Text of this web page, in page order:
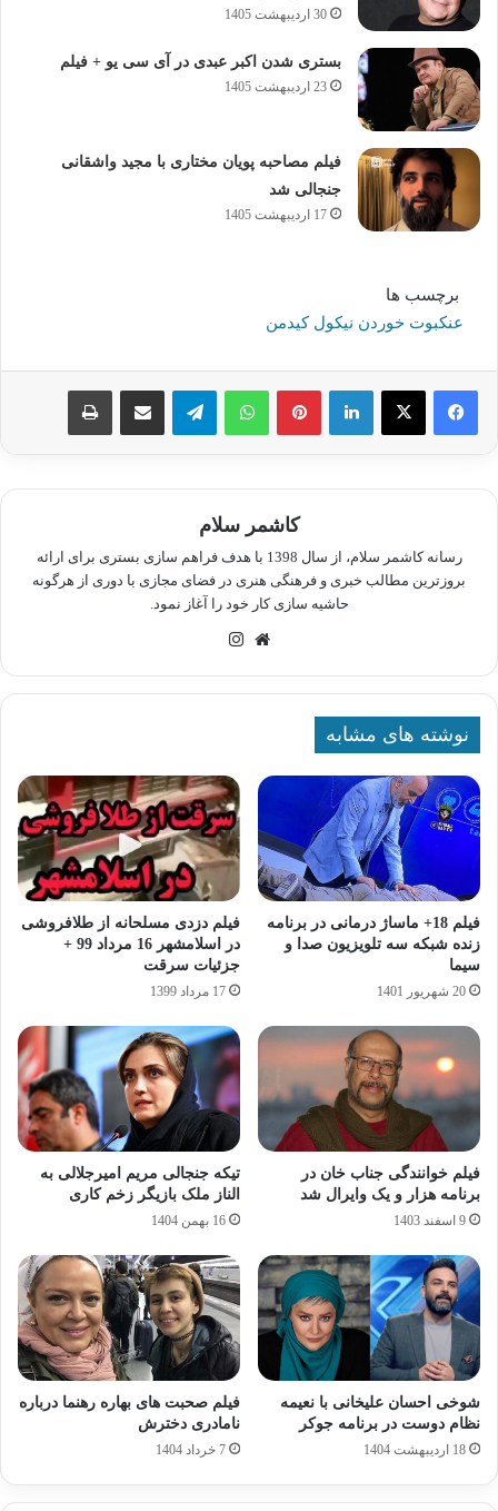
30 اردیبهشت 1405
بستری شدن اکبر عبدی در آی سی یو + فیلم
23 اردیبهشت 1405
فیلم مصاحبه پویان مختاری با مجید واشقانی
جنجالی شد
17 اردیبهشت 1405
برچسب ها
عنکبوت خوردن نیکول کیدمن
لینکدین پینترستواتس آپ تلگرام اشتراک گذاری از طریق ایمیل چاپ
کاشمر سلام
رسانه کاشمر سلام، از سال 1398 با هدف فراهم سازی بستری برای ارائه
بروزترین مطالب خبری و فرهنگی هنری در فضای مجازی با دوری از هرگونه
حاشیه سازی کار خود را آغاز نمود.
وبسایت
نوشته های مشابه
فیلم 18+ ماساژ درمانی در برنامه
زنده شبکه سه تلویزیون صدا و
سیما
20 شهریور 1401
فیلم دزدی مسلحانه از طلافروشی
در اسلامشهر 16 مرداد 99 +
جزئیات سرقت
17 مرداد 1399
فیلم خوانندگی جناب خان در
برنامه هزار و یک وایرال شد
9 اسفند 1403
تیکه جنجالی مریم امیرجلالی به
الناز ملک بازیگر زخم کاری
16 بهمن 1404
شوخی احسان علیخانی با نعیمه
نظام دوست در برنامه جوکر
18 اردیبهشت 1404
فیلم صحبت های بهاره رهنما درباره
نامادری دخترش
7 خرداد 1404